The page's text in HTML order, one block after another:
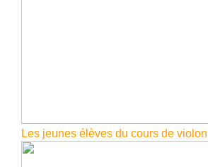
Les jeunes élèves du cours de violon